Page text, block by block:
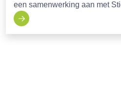
een samenwerking aan met